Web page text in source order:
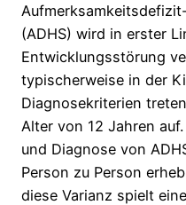
(ADHS) wird in erster
Entwicklungsstörung
typischerweise in der
Diagnosekriterien
Alter von 12 Jahren
und Diagnose von
Person zu Person
diese Varianz spielt